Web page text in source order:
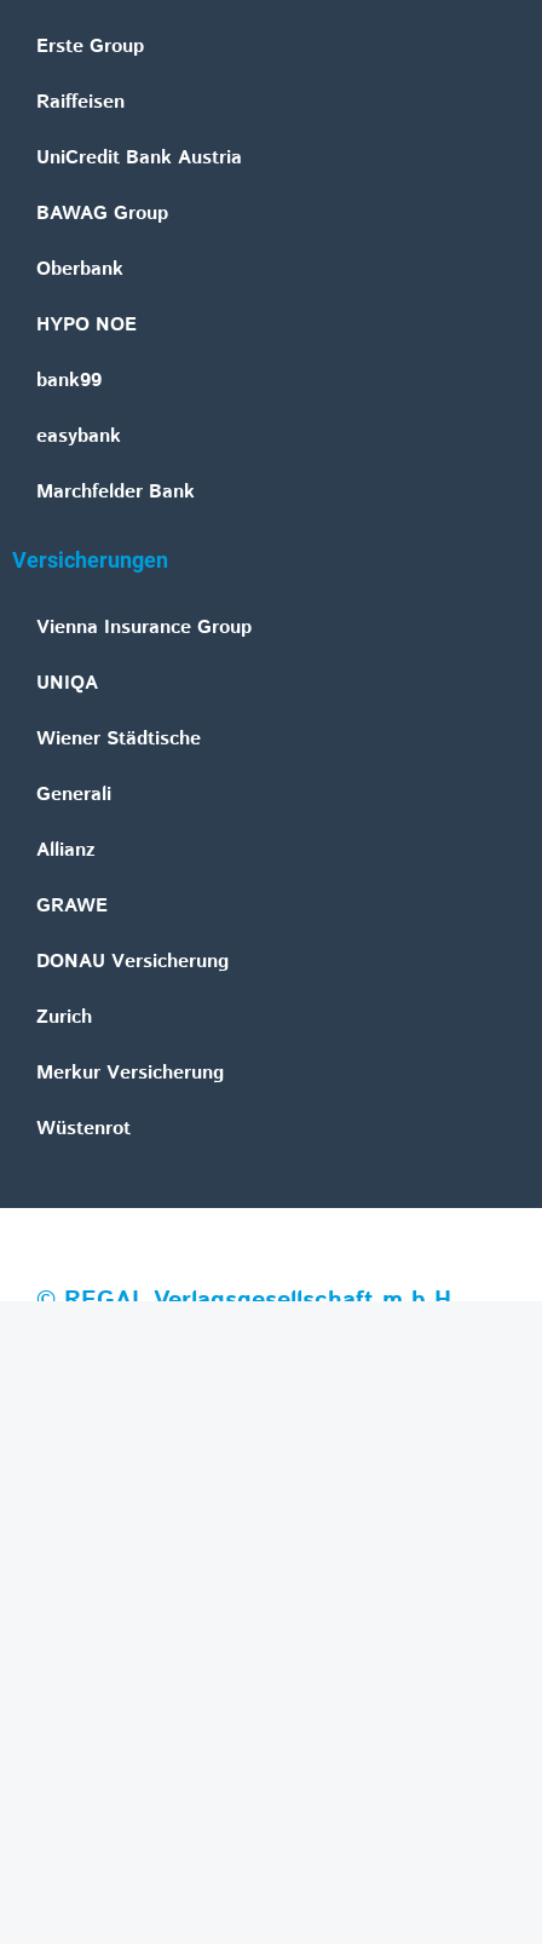
Erste Group
Raiffeisen
UniCredit Bank Austria
BAWAG Group
Oberbank
HYPO NOE
bank99
easybank
Marchfelder Bank
Versicherungen
Vienna Insurance Group
UNIQA
Wiener Städtische
Generali
Allianz
GRAWE
DONAU Versicherung
Zurich
Merkur Versicherung
Wüstenrot
© REGAL Verlagsgesellschaft m.b.H.